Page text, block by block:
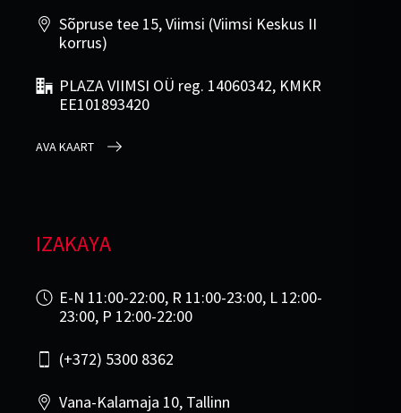
Sõpruse tee 15, Viimsi (Viimsi Keskus II
korrus)
PLAZA VIIMSI OÜ reg. 14060342, KMKR
EE101893420
AVA KAART
IZAKAYA
E-N 11:00-22:00, R 11:00-23:00, L 12:00-
23:00, P 12:00-22:00
(+372) 5300 8362
Vana-Kalamaja 10, Tallinn